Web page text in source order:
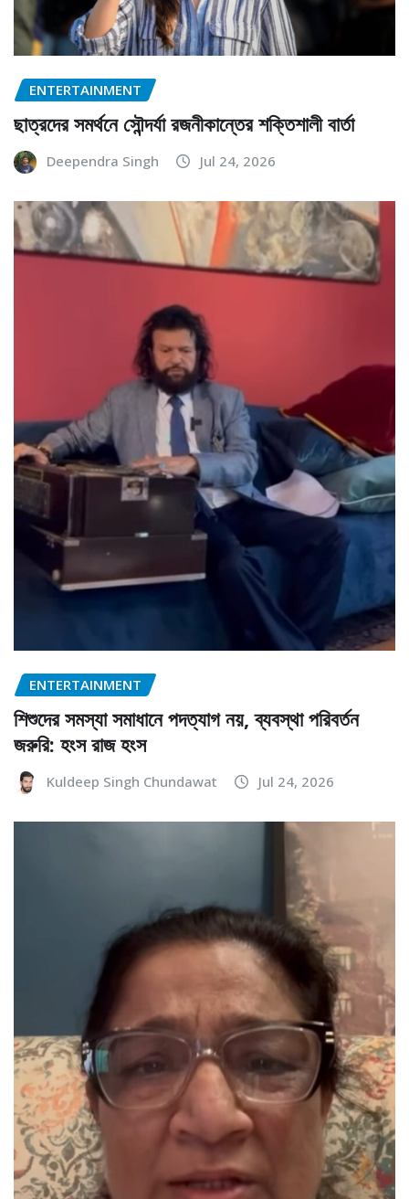
ENTERTAINMENT
ছাত্রদের সমর্থনে সৌন্দর্যা রজনীকান্তের শক্তিশালী বার্তা
Deependra Singh Jul 24, 2026
ENTERTAINMENT
শিশুদের সমস্যা সমাধানে পদত্যাগ নয়, ব্যবস্থা পরিবর্তন
জরুরি: হংস রাজ হংস
Kuldeep Singh Chundawat Jul 24, 2026